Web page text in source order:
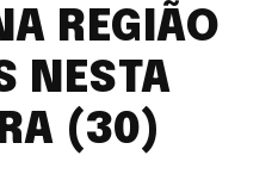
REGIÃO
NESTA
(30)